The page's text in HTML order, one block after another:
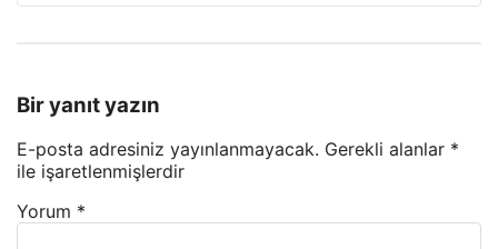
Bir yanıt yazın
E-posta adresiniz yayınlanmayacak. Gerekli alanlar *
ile işaretlenmişlerdir
Yorum *